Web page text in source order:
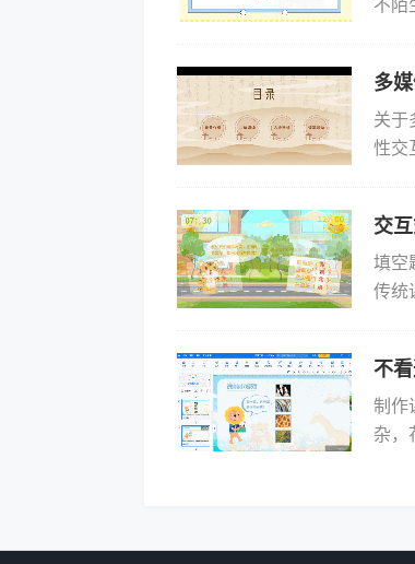
不陌
多
关于
性交
交
填空
传统
不
制作
杂，